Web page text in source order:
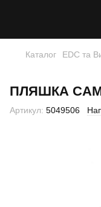
Каталог EDC та
ПЛЯШКА
Артикул: 5049506